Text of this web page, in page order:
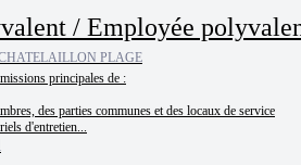
/ Employée
PLAGE
principales de :
des parties communes et des locaux de service
d'entretien...